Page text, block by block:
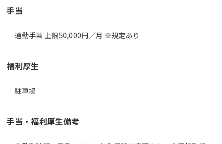
手当
通勤手当 上限50,000円／月 ※規定あり
福利厚生
駐車場
手当・福利厚生備考